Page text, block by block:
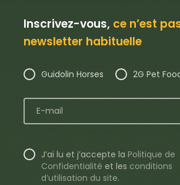
Inscrivez-vous, ce n’est
newsletter habituelle
Guidolin Horses 2G Pet
J’ai lu et j’accepte laPolitique de
Confidentialité et les conditions
d’utilisation du site.